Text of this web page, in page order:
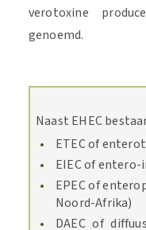
verotoxine
genoemd.
Naast EHEC
ETEC of
EIEC of
EPEC of
Noord-Afrika)
DAEC of